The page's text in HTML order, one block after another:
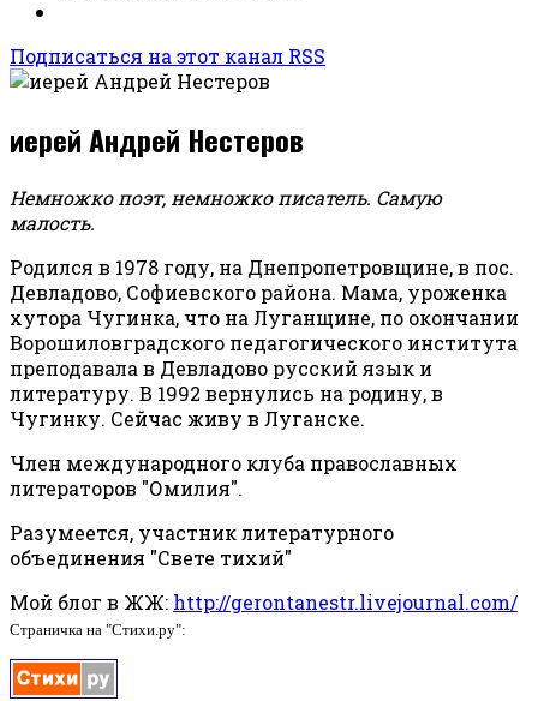
Подписаться на этот канал RSS
иерей Андрей Нестеров
Немножко поэт, немножко писатель. Самую
малость.
Родился в 1978 году, на Днепропетровщине, в пос.
Девладово, Софиевского района. Мама, уроженка
хутора Чугинка, что на Луганщине, по окончании
Ворошиловградского педагогического института
преподавала в Девладово русский язык и
литературу. В 1992 вернулись на родину, в
Чугинку. Сейчас живу в Луганске.
Член международного клуба православных
литераторов "Омилия".
Разумеется, участник литературного
объединения "Свете тихий"
Мой блог в ЖЖ: http://gerontanestr.livejournal.com/
Страничка на "Стихи.ру":